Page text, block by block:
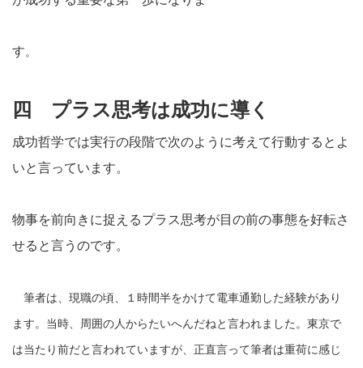
す。
四 プラス思考は成功に導く
成功哲学では実行の段階で次のように考えて行動するとよ
いと言っています。
物事を前向きに捉えるプラス思考が目の前の事態を好転さ
せると言うのです。
筆者は、現職の頃、１時間半をかけて電車通勤した経験があり
ます。当時、周囲の人からたいへんだねと言われました。東京で
は当たり前だと言われていますが、正直言って筆者は重荷に感じ